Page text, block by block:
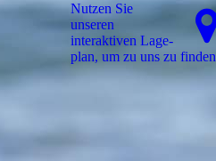
Nutzen Sie
unseren
interaktiven La­ge­
plan, um zu uns zu finden